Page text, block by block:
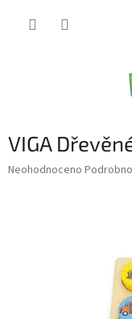
VIGA
Průměrné
Neohodnoceno